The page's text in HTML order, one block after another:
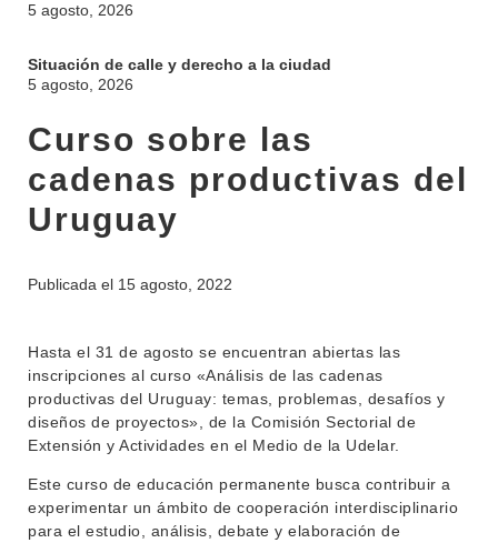
INSTITUCIONAL
INVESTIGACIÓN
EXTENSIÓN
SERVICIOS
LLAMADOS
EVA FCS
POSGRADOS
EDUCACIÓN PERMANENTE
MOVILIDAD ACADÉMICA
BIBLIOTECA
5 agosto, 2026
Situación de calle y derecho a la ciudad
5 agosto, 2026
Curso sobre las
cadenas productivas del
Uruguay
Publicada el 15 agosto, 2022
Hasta el 31 de agosto se encuentran abiertas las
inscripciones al curso «Análisis de las cadenas
productivas del Uruguay: temas, problemas, desafíos y
diseños de proyectos», de la Comisión Sectorial de
Extensión y Actividades en el Medio de la Udelar.
Este curso de educación permanente busca contribuir a
experimentar un ámbito de cooperación interdisciplinario
para el estudio, análisis, debate y elaboración de